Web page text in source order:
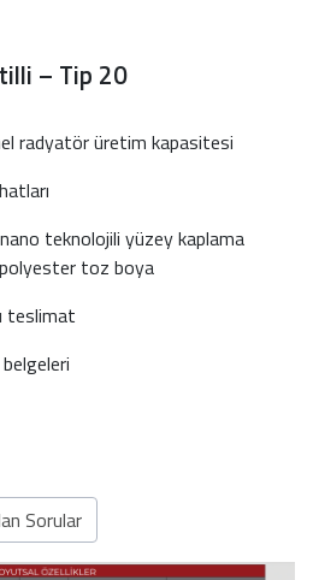
– Tip 20
radyatör üretim kapasitesi
teknolojili yüzey kaplama
toz boya
teslimat
Sorular